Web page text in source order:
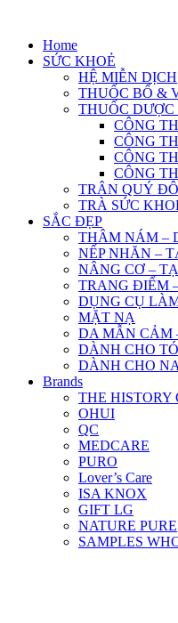
contentHome
SỨC KHOẺ
HỆ MIỄN DỊCH
THUỐC BỔ &
THUỐC DƯỢC
CÔNG
CÔNG
CÔNG
CÔNG
TRÂN QUÝ
TRÀ SỨC
SẮC ĐẸP
THÂM NÁM –
NẾP NHĂN –
NÂNG CƠ –
TRANG ĐIỂM
DỤNG CỤ
MẶT NẠ
DA MẪN CẢM
DÀNH CHO
DÀNH CHO
Brands
THE HISTORY
OHUI
QC
MEDCARE
PURO
Lover’s Care
ISA KNOX
GIFT LG
NATURE PURE
SAMPLES